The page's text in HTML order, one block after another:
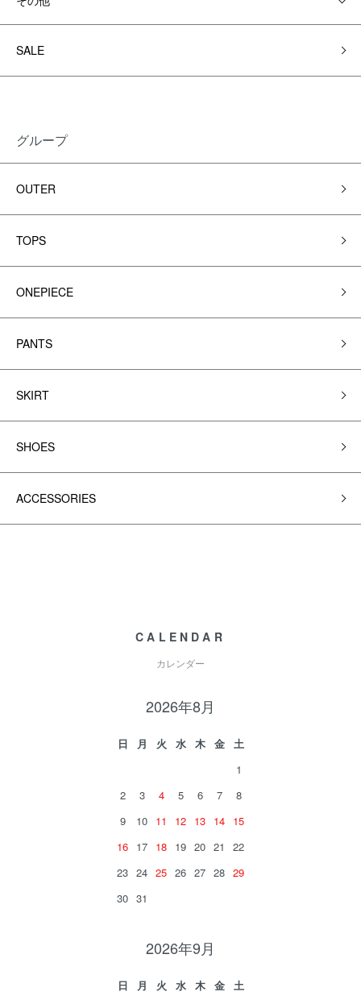
SALE
グループ
OUTER
TOPS
ONEPIECE
PANTS
SKIRT
SHOES
ACCESSORIES
CALENDAR
カレンダー
2026年8月
日 月 火 水 木 金
土
1
2
3 4 5 6 7
8
9
10 11 12 13 14 15
16 17 18 19 20 21
22
23 24 25 26 27 28 29
30 31
2026年9月
日 月 火 水 木 金
土